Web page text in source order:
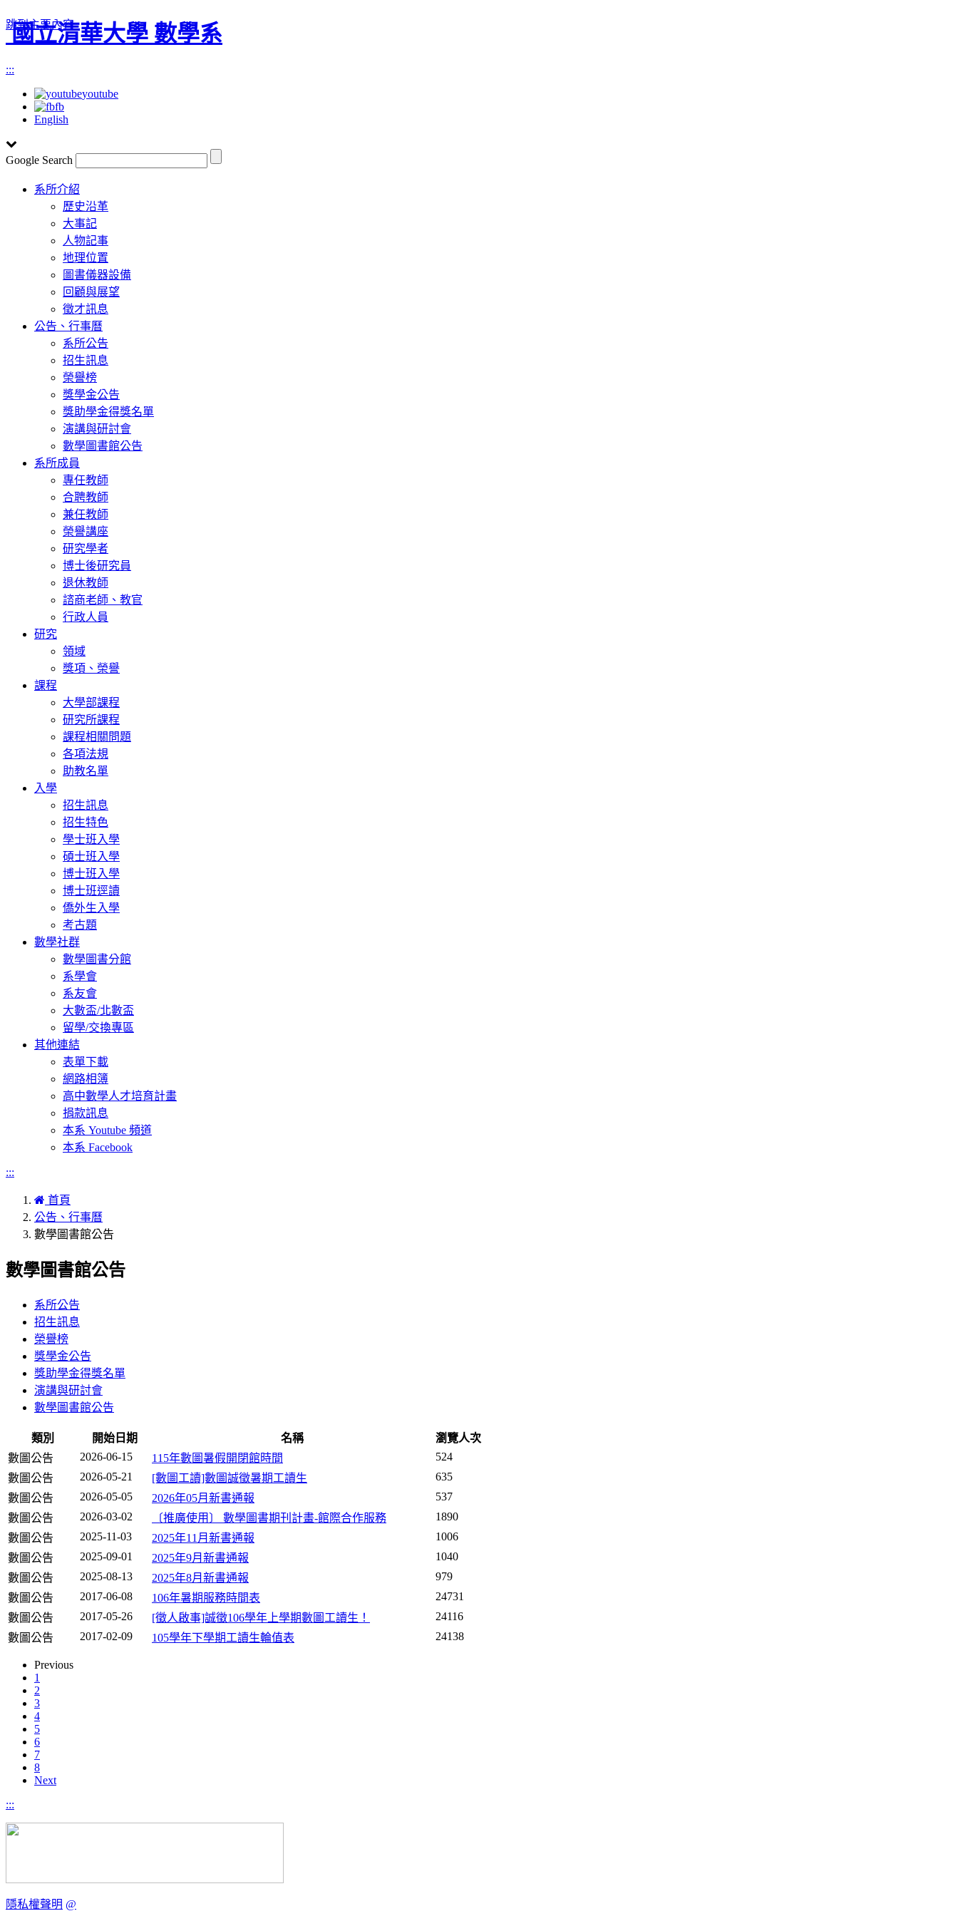
跳到主要內容
國立清華大學 數學系
:::
youtube
fb
English
Google Search
Toggle
navigation
系所介紹
歷史沿革
大事記
人物記事
地理位置
圖書儀器設備
回顧與展望
徵才訊息
公告、行事曆
系所公告
招生訊息
榮譽榜
獎學金公告
獎助學金得獎名單
演講與研討會
數學圖書館公告
系所成員
專任教師
合聘教師
兼任教師
榮譽講座
研究學者
博士後研究員
退休教師
諮商老師、教官
行政人員
研究
領域
獎項、榮譽
課程
大學部課程
研究所課程
課程相關問題
各項法規
助教名單
入學
招生訊息
招生特色
學士班入學
碩士班入學
博士班入學
博士班逕讀
僑外生入學
考古題
數學社群
數學圖書分館
系學會
系友會
大數盃/北數盃
留學/交換專區
其他連結
表單下載
網路相簿
高中數學人才培育計畫
捐款訊息
本系 Youtube 頻道
本系 Facebook
:::
首頁
公告、行事曆
數學圖書館公告
數學圖書館公告
系所公告
招生訊息
榮譽榜
獎學金公告
獎助學金得獎名單
演講與研討會
數學圖書館公告
類別 開始日期 名稱
瀏覽人次
數圖公告
2026-06-15 115年數圖暑假開閉館時間
524
數圖公告
2026-05-21 [數圖工讀]數圖誠徵暑期工讀生
635
數圖公告
2026-05-05 2026年05月新書通報
537
數圖公告
2026-03-02 〔推廣使用〕 數學圖書期刊計畫-館際合作服務
1890
數圖公告
2025-11-03 2025年11月新書通報
1006
數圖公告
2025-09-01 2025年9月新書通報
1040
數圖公告
2025-08-13 2025年8月新書通報
979
數圖公告
2017-06-08 106年暑期服務時間表
24731
數圖公告
2017-05-26 [徵人啟事]誠徵106學年上學期數圖工讀生！
24116
數圖公告
2017-02-09 105學年下學期工讀生輪值表 24138
Previous
1
2
3
4
5
6
7
8
Next
:::
隱私權聲明 @